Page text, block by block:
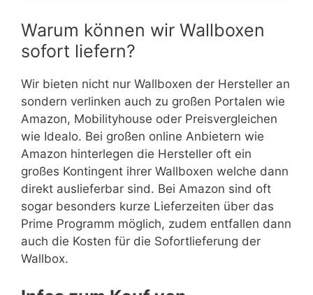
Warum können wir Wallboxen
sofort liefern?
Wir bieten nicht nur Wallboxen der Hersteller an
sondern verlinken auch zu großen Portalen wie
Amazon, Mobilityhouse oder Preisvergleichen
wie Idealo. Bei großen online Anbietern wie
Amazon hinterlegen die Hersteller oft ein
großes Kontingent ihrer Wallboxen welche dann
direkt auslieferbar sind. Bei Amazon sind oft
sogar besonders kurze Lieferzeiten über das
Prime Programm möglich, zudem entfallen dann
auch die Kosten für die Sofortlieferung der
Wallbox.